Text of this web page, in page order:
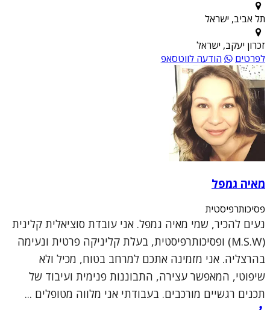
תל אביב, ישראל
זכרון יעקב, ישראל
לפרטים
הודעה לווטסאפ
מאיה גמפל
פסיכותרפיסטית
נעים להכיר, שמי מאיה גמפל. אני עובדת סוציאלית קלינית
(M.S.W) ופסיכותרפיסטית, בעלת קליניקה פרטית ונעימה
בהרצליה. אני מזמינה אתכם למרחב בטוח, מכיל ולא
שיפוטי, המאפשר עצירה, התבוננות פנימית ועיבוד של
תכנים רגשיים מורכבים. בעבודתי אני מלווה מטופלים ...